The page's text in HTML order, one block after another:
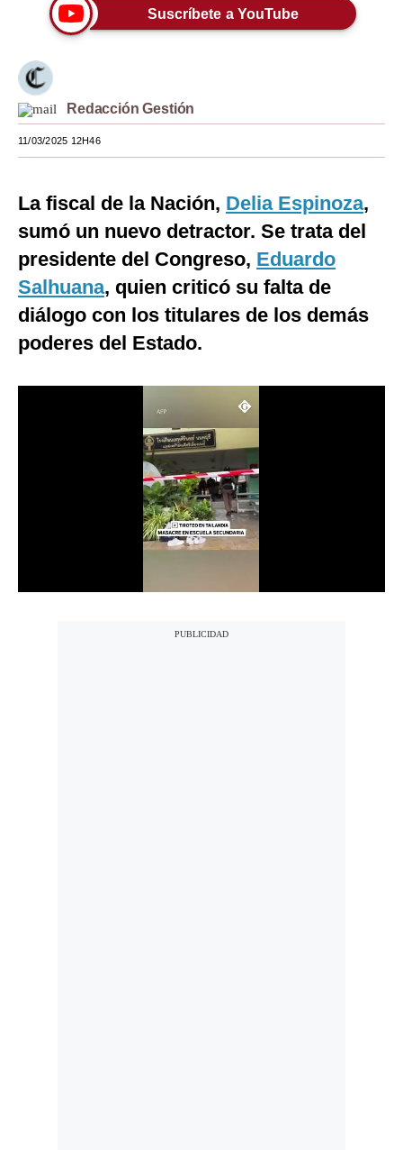
Viajes
Moda
Estilos
Mundo
México
Internacional
Tecnología
Club del Suscriptor
Mix
Suscríbete a YouTube
Redacción Gestión
11/03/2025 12H46
La fiscal de la Nación, Delia Espinoza,
sumó un nuevo detractor. Se trata del
presidente del Congreso, Eduardo
Salhuana, quien criticó su falta de
diálogo con los titulares de los demás
poderes del Estado.